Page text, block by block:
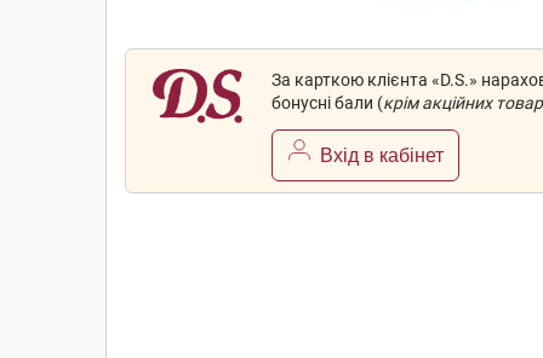
За карткою клієнта «D.S.»
бонусні бали (крім акційних
Вхід в кабінет